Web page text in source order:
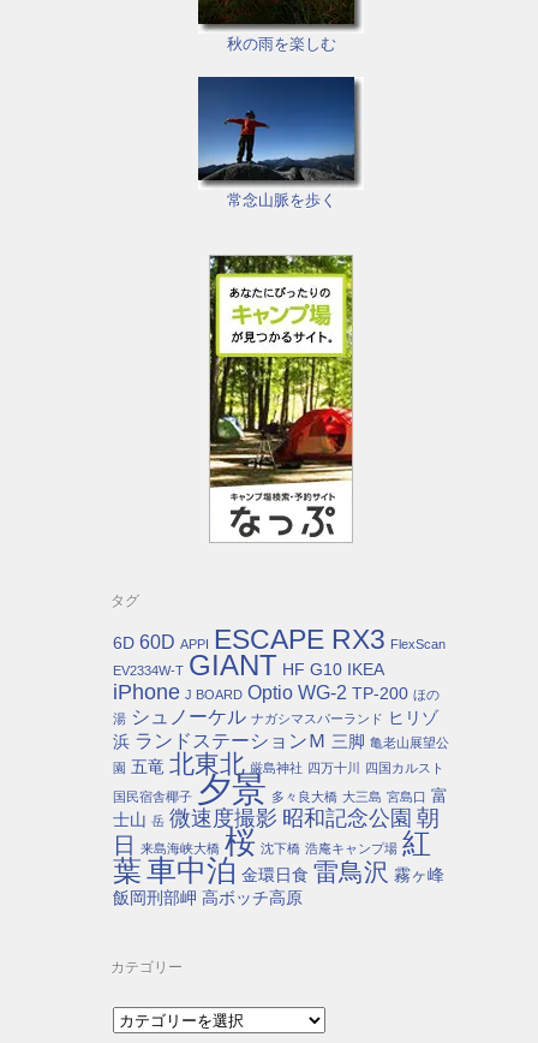
秋の雨を楽しむ
常念山脈を歩く
タグ
6D 60D APPI ESCAPE RX3 FlexScan
EV2334W-T GIANT HF G10 IKEA
iPhone J BOARD Optio WG-2 TP-200 ほの
湯 シュノーケル ナガシマスパーランド ヒリゾ
浜 ランドステーションＭ 三脚 亀老山展望公
園 五竜 北東北 厳島神社 四万十川
四国カルスト
国民宿舎椰子 夕景 多々良大橋 大三島 宮島口 富
士山 岳 微速度撮影 昭和記念公園 朝
日
来島海峡大橋 桜 沈下橋 浩庵キャンプ場 紅
葉車中泊 金環日食 雷鳥沢 霧ヶ峰
飯岡刑部岬 高ボッチ高原
カテゴリー
カ